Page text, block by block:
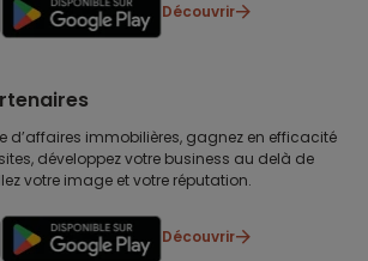
Découvrir
d’affaires immobilières, gagnez en efficacité
développez votre business au delà de
votre image et votre réputation.
Découvrir